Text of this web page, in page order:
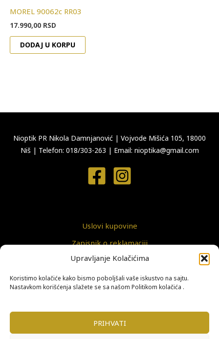
Upravljanje Kolačićima
Koristimo kolačiće kako bismo poboljšali vaše iskustvo na sajtu.
Nastavkom korišćenja slažete se sa našom Politikom kolačića .
PRIHVATI
MOREL 90062c RR03
17.990,00 RSD
DODAJ U KORPU
Nioptik PR Nikola Damnjanović | Vojvode Mišića 105, 18000
Niš | Telefon: 018/303-263 | Email: nioptika@gmail.com
Uslovi kupovine
Zapisnik o reklamaciji
Politika privatnosti
Politika kolačića